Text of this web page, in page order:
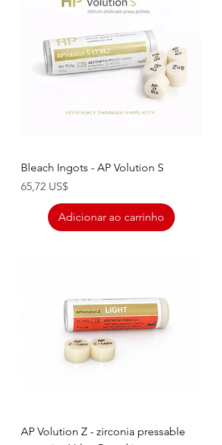
Bleach Ingots - AP Volution S
Preço
65,72 US$
Adicionar ao carrinho
AP Volution Z - zirconia pressable